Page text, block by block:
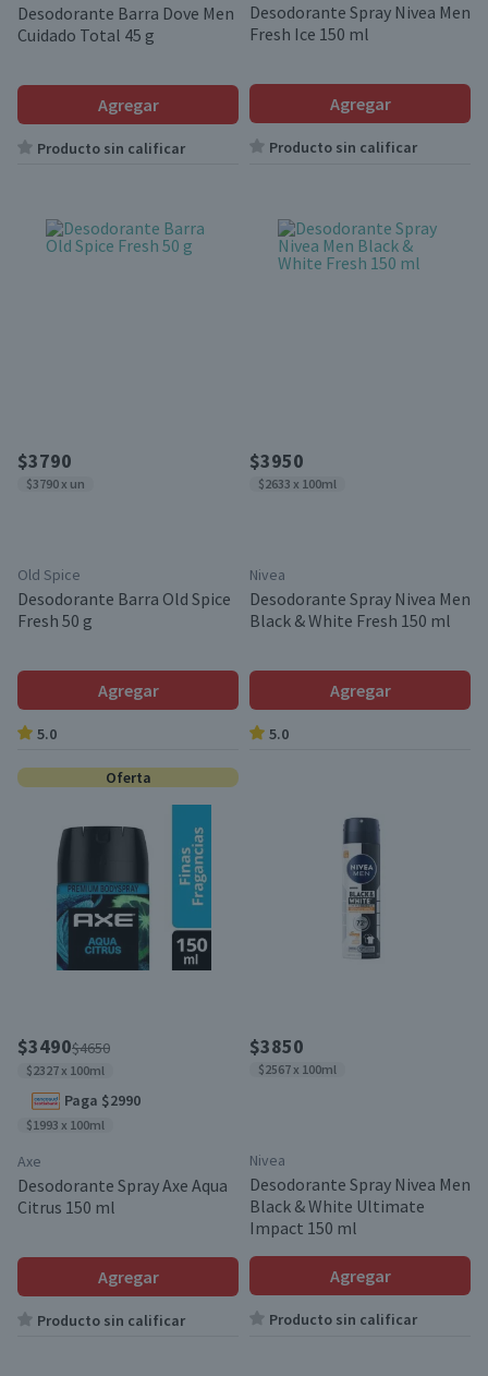
Desodorante Barra Dove Men
Cuidado Total 45 g
Agregar
Producto sin calificar
Desodorante Spray Nivea Men
Fresh Ice 150 ml
Agregar
Producto sin calificar
$3790
$3790 x un
Old Spice
Desodorante Barra Old Spice
Fresh 50 g
Agregar
5.0
$3950
$2633 x 100ml
Nivea
Desodorante Spray Nivea Men
Black & White Fresh 150 ml
Agregar
5.0
Oferta
$3490$4650
$2327 x 100ml
Paga $2990
$1993 x 100ml
Axe
Desodorante Spray Axe Aqua
Citrus 150 ml
Agregar
Producto sin calificar
$3850
$2567 x 100ml
Nivea
Desodorante Spray Nivea Men
Black & White Ultimate
Impact 150 ml
Agregar
Producto sin calificar